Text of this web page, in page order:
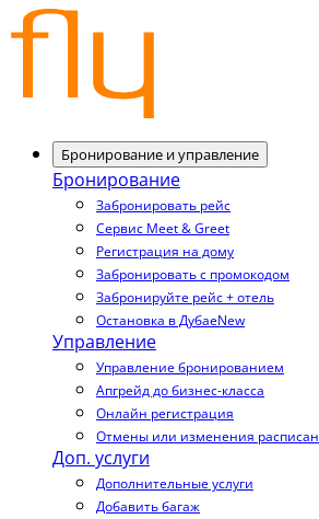
Бронирование и управление
Бронирование
Забронировать рейс
Сервис Meet & Greet
Регистрация на дому
Забронировать с промокодом
Забронируйте рейс + отель
Остановка в ДубаеNew
Управление
Управление бронированием
Апгрейд до бизнес-класса
Онлайн регистрация
Отмены или изменения
Доп. услуги
Дополнительные услуги
Добавить багаж